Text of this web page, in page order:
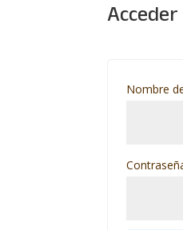
Acceder
Nombre